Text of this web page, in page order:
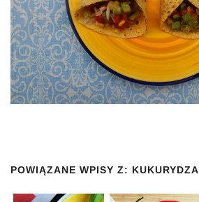
POWIĄZANE WPISY Z: KUKURYDZA